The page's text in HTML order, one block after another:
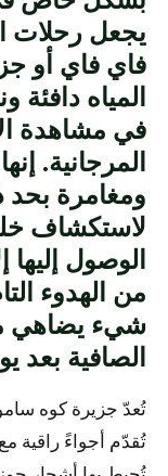
يجعل
فاي فاي أو
المياه
في مشاهدة
المرجانية.
ومغامرة بحد
لاستكشاف
الوصول إليها
من الهدوء
شيء يضاهي
الصافية
تُعدّ جزيرة كوه
تُقدّم أجواءً راقية